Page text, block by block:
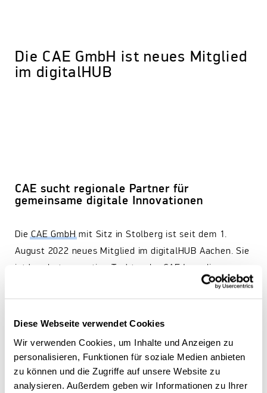
Diese Webseite verwendet Cookies
Wir verwenden Cookies, um Inhalte und Anzeigen zu
personalisieren, Funktionen für soziale Medien anbieten
zu können und die Zugriffe auf unsere Website zu
analysieren. Außerdem geben wir Informationen zu Ihrer
Die CAE GmbH ist neues Mitglied
im digitalHUB
CAE sucht regionale Partner für
gemeinsame digitale Innovationen
DieCAE GmbHmit Sitz in Stolberg ist seit dem 1.
August 2022 neues Mitglied im digitalHUB Aachen. Sie
ist hundertprozentige Tochter der CAE Inc.
, die
weltweit zu den größten und führenden Anbietern von
Flugsimulationstechnologien zählt. Das kanadische
Unternehmen hat seinen Hauptsitz in Quebec und
Neben der Entwicklung und dem Bau von
Flugsimulatoren und der Entwicklung der Software
verfügt das Unternehmen über ein Netzwerk an